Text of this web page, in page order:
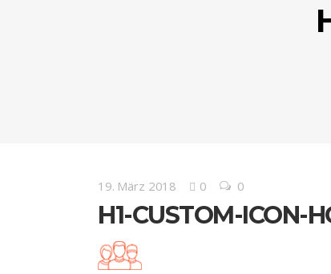
19. März 2018 0 0
H1-CUSTOM-ICON-